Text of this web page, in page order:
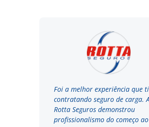
Foi a melhor experiência que
contratando seguro de carga.
Rotta Seguros demonstrou
profissionalismo do começo